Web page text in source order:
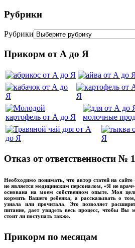
Рубрики
Рубрики
Прикорм от А до Я
Отказ от ответственности № 1
Необходимо понимать, что автор статей на сайте
не является медицинским персоналом, «Я не
основана на моем собственном опыте. Моя
кормить Вашего ребенка, а рассказывать о
узнала или прочитала. Это позволяет
питание, дает увидеть весь процесс, чтобы Вы
стоит ли поступать также.
Прикорм по месяцам